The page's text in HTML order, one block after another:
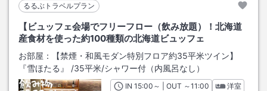
るるぶトラベルプラン
【ビュッフェ会場でフリーフロー（飲み放題）！北海道
産食材を使った約100種類の北海道ビュッフェ
お部屋：
【禁煙・和風モダン特別フロア約35平米ツイン】
『雪ほたる』
/35平米/シャワー付（内風呂なし）
INチェックイン
15:00 ～ | OUT チェックアウト
～11:00
洋室